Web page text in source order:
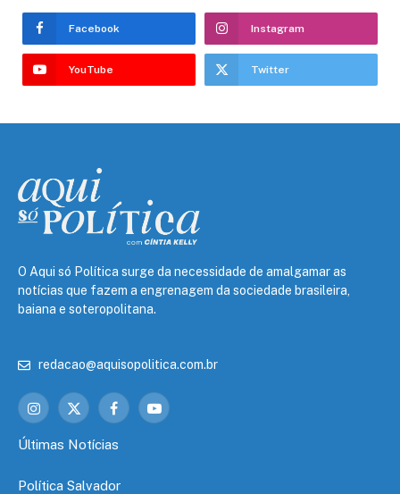
Facebook Instagram
YouTube Twitter
O Aqui só Política surge da necessidade de amalgamar as
notícias que fazem a engrenagem da sociedade brasileira,
baiana e soteropolitana.
redacao@aquisopolitica.com.br
Instagram
X
FacebookYouTube
Últimas Notícias
Política Salvador